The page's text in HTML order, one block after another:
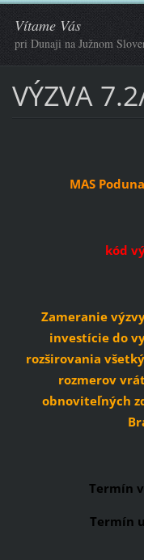
Vítame Vás
pri Dunaji na Južnom
VÝZVA
MAS
kód
Zameranie
investície do
rozširovania
rozmerov
obnoviteľných
Termín
Termín